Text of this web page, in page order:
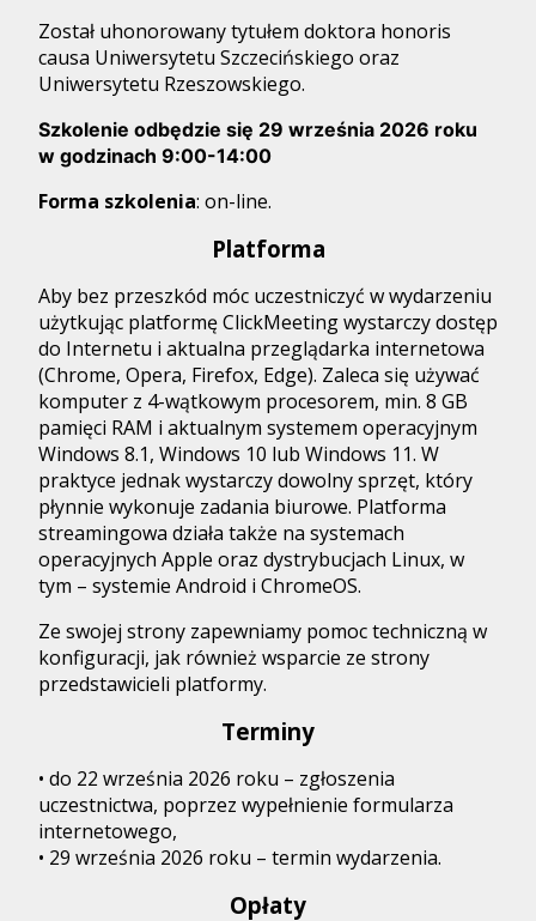
Został uhonorowany tytułem doktora honoris
causa Uniwersytetu Szczecińskiego oraz
Uniwersytetu Rzeszowskiego.
Szkolenie odbędzie się 29 września 2026 roku
w godzinach 9:00-14:00
Forma szkolenia: on-line.
Platforma
Aby bez przeszkód móc uczestniczyć w wydarzeniu
użytkując platformę ClickMeeting wystarczy dostęp
do Internetu i aktualna przeglądarka internetowa
(Chrome, Opera, Firefox, Edge). Zaleca się używać
komputer z 4-wątkowym procesorem, min. 8 GB
pamięci RAM i aktualnym systemem operacyjnym
Windows 8.1, Windows 10 lub Windows 11. W
praktyce jednak wystarczy dowolny sprzęt, który
płynnie wykonuje zadania biurowe. Platforma
streamingowa działa także na systemach
operacyjnych Apple oraz dystrybucjach Linux, w
tym – systemie Android i ChromeOS.
Ze swojej strony zapewniamy pomoc techniczną w
konfiguracji, jak również wsparcie ze strony
przedstawicieli platformy.
Terminy
• do 22 września 2026 roku – zgłoszenia
uczestnictwa, poprzez wypełnienie formularza
internetowego,
• 29 września 2026 roku – termin wydarzenia.
Opłaty